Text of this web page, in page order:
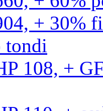
+ 30%
tondi
108, +